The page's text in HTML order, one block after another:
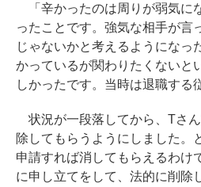
「辛かったのは周りが弱気に
ったことです。強気な相手が言
じゃないかと考えるようになっ
かっているが関わりたくないと
しかったです。当時は退職する
状況が一段落してから、Tさ
除してもらうようにしました。
申請すれば消してもらえるわけ
に申し立てをして、法的に削除